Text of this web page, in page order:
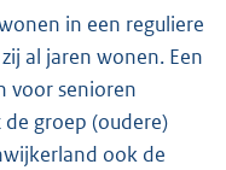
in een reguliere
al jaren wonen. Een
voor senioren
groep (oudere)
ook de